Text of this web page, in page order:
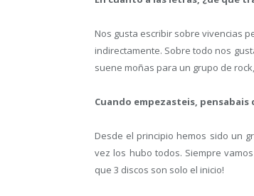
Nos gusta escribir sobre vivencias
indirectamente. Sobre todo nos
suene moñas para un grupo de
Cuando empezasteis,
Desde el principio hemos sido un
vez los hubo todos. Siempre
que 3 discos son solo el inicio!